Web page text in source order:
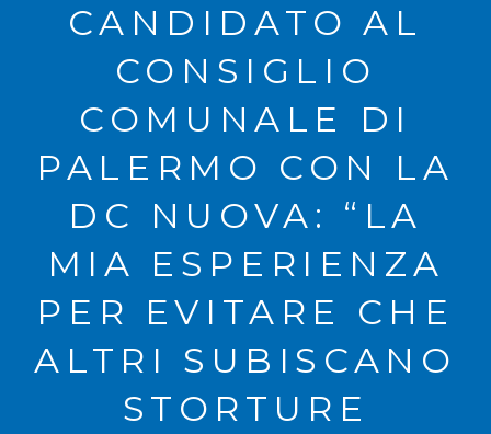
CANDIDATO AL
CONSIGLIO
COMUNALE DI
PALERMO CON LA
DC NUOVA: “LA
MIA ESPERIENZA
PER EVITARE CHE
ALTRI SUBISCANO
STORTURE